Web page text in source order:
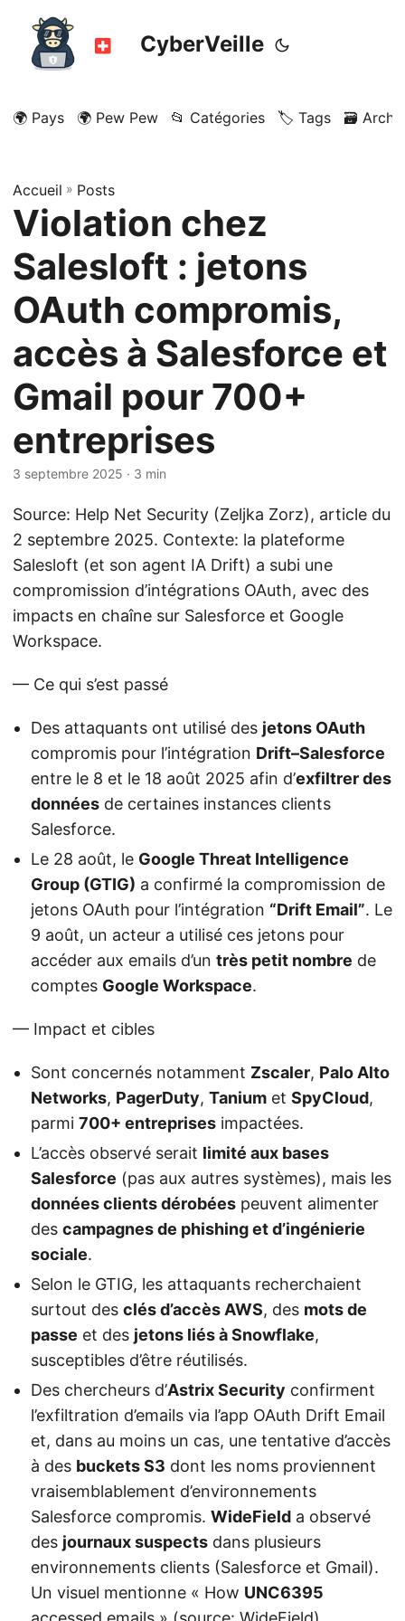
CyberVeille
🌍 Pays 🌍 Pew Pew 📂 Catégories 🏷️ Tags 🗃️
Accueil » Posts
Violation chez
Salesloft : jetons
OAuth compromis,
accès à Salesforce et
Gmail pour 700+
entreprises
3 septembre 2025 · 3 min
Source: Help Net Security (Zeljka Zorz), article du
2 septembre 2025. Contexte: la plateforme
Salesloft (et son agent IA Drift) a subi une
compromission d’intégrations OAuth, avec des
impacts en chaîne sur Salesforce et Google
Workspace.
— Ce qui s’est passé
Des attaquants ont utilisé des jetons OAuth
compromis pour l’intégration Drift–Salesforce
entre le 8 et le 18 août 2025 afin d’exfiltrer des
données de certaines instances clients
Salesforce.
Le 28 août, le Google Threat Intelligence
Group (GTIG) a confirmé la compromission de
jetons OAuth pour l’intégration “Drift Email”. Le
9 août, un acteur a utilisé ces jetons pour
accéder aux emails d’un très petit nombre de
comptes Google Workspace.
— Impact et cibles
Sont concernés notamment Zscaler, Palo Alto
Networks, PagerDuty, Tanium et SpyCloud,
parmi 700+ entreprises impactées.
L’accès observé serait limité aux bases
Salesforce (pas aux autres systèmes), mais les
données clients dérobées peuvent alimenter
des campagnes de phishing et d’ingénierie
sociale.
Selon le GTIG, les attaquants recherchaient
surtout des clés d’accès AWS, des mots de
passe et des jetons liés à Snowflake,
susceptibles d’être réutilisés.
Des chercheurs d’Astrix Security confirment
l’exfiltration d’emails via l’app OAuth Drift Email
et, dans au moins un cas, une tentative d’accès
à des buckets S3 dont les noms proviennent
vraisemblablement d’environnements
Salesforce compromis. WideField a observé
des journaux suspects dans plusieurs
environnements clients (Salesforce et Gmail).
Un visuel mentionne « How UNC6395